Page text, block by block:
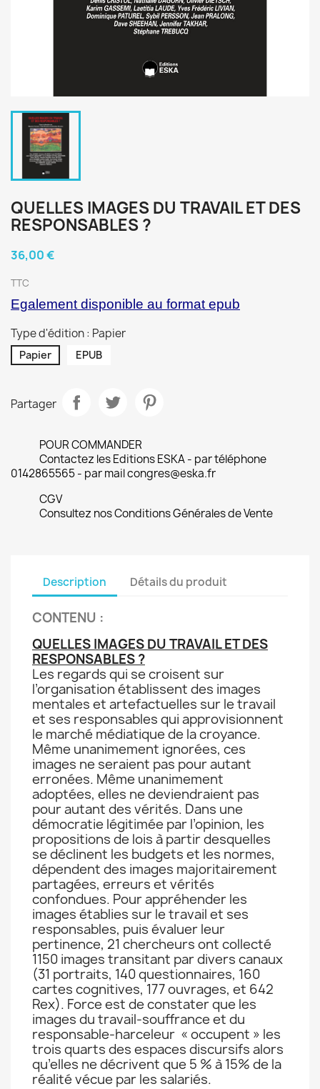
QUELLES IMAGES DU TRAVAIL ET DES
RESPONSABLES ?
36,00 €
TTC
Egalement disponible au format epub
Type d'édition : Papier
Papier EPUB
Partager
POUR COMMANDER
Contactez les Editions ESKA - par téléphone
0142865565 - par mail congres@eska.fr
CGV
Consultez nos Conditions Générales de Vente
Description Détails du produit
CONTENU :
QUELLES IMAGES DU TRAVAIL ET DES
RESPONSABLES ?
Les regards qui se croisent sur
l’organisation établissent des images
mentales et artefactuelles sur le travail
et ses responsables qui approvisionnent
le marché médiatique de la croyance.
Même unanimement ignorées, ces
images ne seraient pas pour autant
erronées. Même unanimement
adoptées, elles ne deviendraient pas
pour autant des vérités. Dans une
démocratie légitimée par l’opinion, les
propositions de lois à partir desquelles
se déclinent les budgets et les normes,
dépendent des images majoritairement
partagées, erreurs et vérités
confondues. Pour appréhender les
images établies sur le travail et ses
responsables, puis évaluer leur
pertinence, 21 chercheurs ont collecté
1150 images transitant par divers canaux
(31 portraits, 140 questionnaires, 160
cartes cognitives, 177 ouvrages, et 642
Rex). Force est de constater que les
images du travail-souffrance et du
responsable-harceleur « occupent » les
trois quarts des espaces discursifs alors
qu’elles ne décrivent que 5 % à 15% de la
réalité vécue par les salariés.